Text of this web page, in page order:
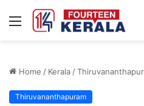
Menu
Home / Kerala/
Thiruvananthapuram